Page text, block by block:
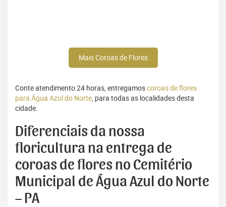
Mais Coroas de Flores
Conte atendimento 24 horas, entregamoscoroas de flores
para Água Azul do Norte, para todas as localidades desta
cidade.
Diferenciais da nossa
floricultura na entrega de
coroas de flores no Cemitério
Municipal de Água Azul do Norte
– PA